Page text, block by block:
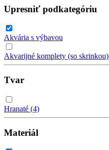
Upresniť podkategóriu
Akvária s výbavou
Akvarijné komplety (so skrinkou)
Tvar
Hranaté (4)
Materiál